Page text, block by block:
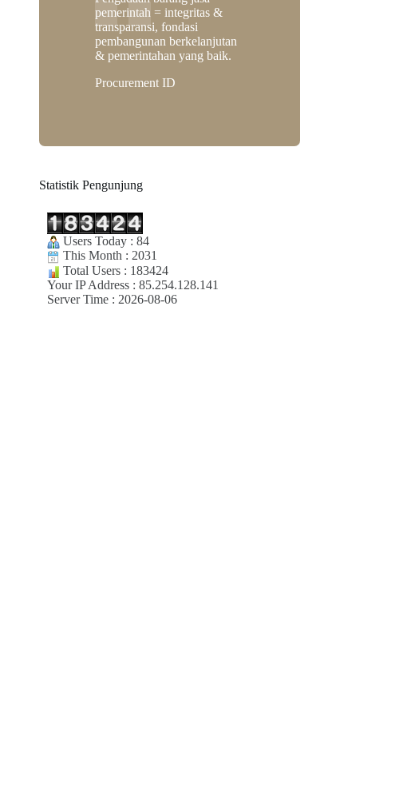
pemerintah = integritas &
transparansi, fondasi
pembangunan berkelanjutan
& pemerintahan yang baik.
Procurement ID
Statistik Pengunjung
Users Today : 84
This Month : 2031
Total Users : 183424
Your IP Address : 85.254.128.141
Server Time : 2026-08-06